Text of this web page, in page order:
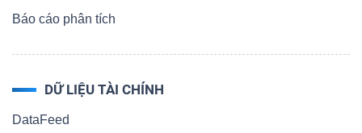
Báo cáo phân tích
DỮ LIỆU TÀI CHÍNH
DataFeed